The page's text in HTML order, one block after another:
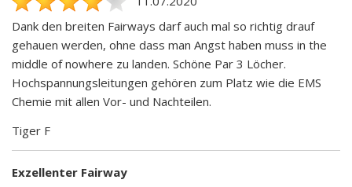
Dank den breiten Fairways darf auch mal so richtig drauf
gehauen werden, ohne dass man Angst haben muss in the
middle of nowhere zu landen. Schöne Par 3 Löcher.
Hochspannungsleitungen gehören zum Platz wie die EMS
Chemie mit allen Vor- und Nachteilen.
Tiger F
Exzellenter Fairway